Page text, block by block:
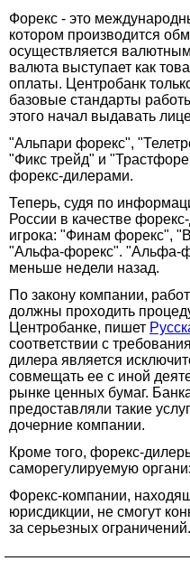
Форекс - это
котором производится
осуществляется
валюта выступает как
оплаты. Центробанк
базовые стандарты
этого начал выдавать
"Альпари форекс",
"Фикс трейд" и
форекс-дилерами.
Теперь, судя по
России в качестве
игрока: "Финам форекс",
"Альфа-форекс". "Альфа-
меньше недели назад.
По закону компании,
должны проходить
Центробанке, пишет
соответствии с
дилера является
совмещать ее с иной
рынке ценных бумаг.
предоставляли такие
дочерние компании.
Кроме того, форекс-
саморегулируемую
Форекс-компании,
юрисдикции, не смогут
за серьезных ограничений.